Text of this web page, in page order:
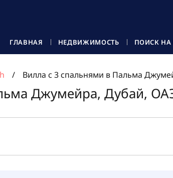
ГЛАВНАЯ НЕДВИЖИМОСТЬ ПОИСК НА
Вилла с 3 спальнями в Пальма
Джумейра, Дубай,